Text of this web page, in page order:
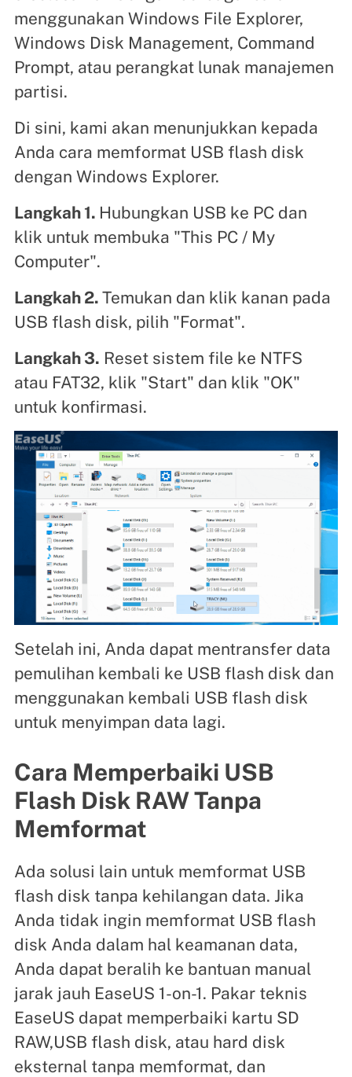
menggunakan Windows File Explorer,
Windows Disk Management, Command
Prompt, atau perangkat lunak manajemen
partisi.
Di sini, kami akan menunjukkan kepada
Anda cara memformat USB flash disk
dengan Windows Explorer.
Langkah 1. Hubungkan USB ke PC dan
klik untuk membuka "This PC / My
Computer".
Langkah 2. Temukan dan klik kanan pada
USB flash disk, pilih "Format".
Langkah 3. Reset sistem file ke NTFS
atau FAT32, klik "Start" dan klik "OK"
untuk konfirmasi.
Setelah ini, Anda dapat mentransfer data
pemulihan kembali ke USB flash disk dan
menggunakan kembali USB flash disk
untuk menyimpan data lagi.
Cara Memperbaiki USB
Flash Disk RAW Tanpa
Memformat
Ada solusi lain untuk memformat USB
flash disk tanpa kehilangan data. Jika
Anda tidak ingin memformat USB flash
disk Anda dalam hal keamanan data,
Anda dapat beralih ke bantuan manual
jarak jauh EaseUS 1-on-1. Pakar teknis
EaseUS dapat memperbaiki kartu SD
RAW,USB flash disk, atau hard disk
eksternal tanpa memformat, dan